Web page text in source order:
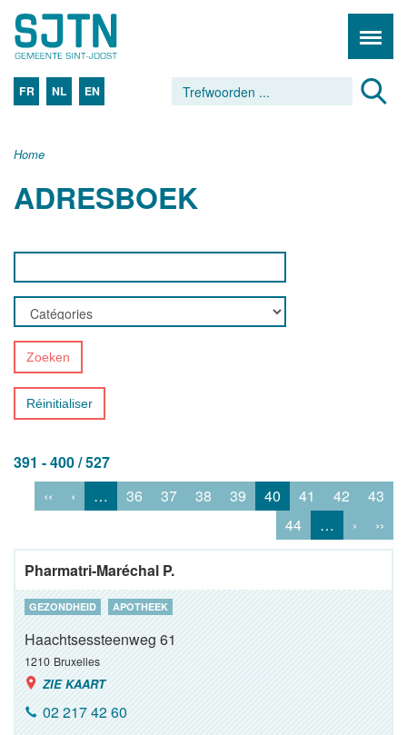
FR NL EN
Home
ADRESBOEK
Zoeken
Réinitialiser
391 - 400 / 527
‹‹
‹ … 36 37 38 39 40 41 42
43
44
… › ››
Pharmatri-Maréchal P.
GEZONDHEID APOTHEEK
Haachtsessteenweg 61
1210 Bruxelles
ZIE KAART
02 217 42 60